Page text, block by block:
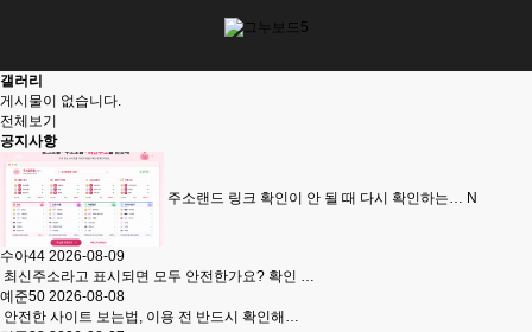
갤러리
게시물이 없습니다.
전체보기
공지사항
주소랜드 링크 확인이 안 될 때 다시 확인하는… N
수아44 2026-08-09
최신주소라고 표시되면 모두 안전한가요? 확인 …
예준50 2026-08-08
안전한 사이트 보는법, 이용 전 반드시 확인해…